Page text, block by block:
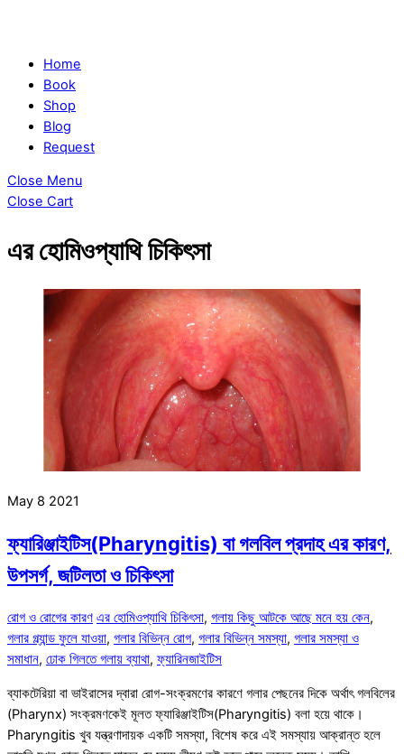
Home
Book
Shop
Blog
Request
Close Menu
Close Cart
এর হোমিওপ্যাথি চিকিৎসা
May 8 2021
ফ্যারিঞ্জাইটিস(Pharyngitis) বা গলবিল প্রদাহ এর কারণ,
উপসর্গ, জটিলতা ও চিকিৎসা
রোগ ও রোগের কারণ এর হোমিওপ্যাথি চিকিৎসা, গলায় কিছু আটকে আছে মনে হয় কেন,
গলার গ্ল্যান্ড ফুলে যাওয়া, গলার বিভিন্ন রোগ, গলার বিভিন্ন সমস্যা, গলার সমস্যা ও
সমাধান, ঢোক গিলতে গলায় ব্যাথা,ফ্যারিনজাইটিস
ব্যাকটেরিয়া বা ভাইরাসের দ্বারা রোগ-সংক্রমণের কারণে গলার পেছনের দিকে অর্থাৎ গলবিলের
(Pharynx) সংক্রমণকেই মূলত ফ্যারিঞ্জাইটিস(Pharyngitis) বলা হয়ে থাকে।
Pharyngitis খুব যন্ত্রণাদায়ক একটি সমস্যা, বিশেষ করে এই সমস্যায় আক্রান্ত হলে